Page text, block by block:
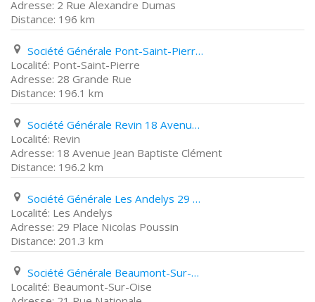
2 Rue Alexandre Dumas
196 km
Société Générale Pont-Saint-Pierre 28 Grande Rue
Pont-Saint-Pierre
28 Grande Rue
196.1 km
Société Générale Revin 18 Avenue Jean Baptiste Clément
Revin
18 Avenue Jean Baptiste Clément
196.2 km
Société Générale Les Andelys 29 Place Nicolas Poussin
Les Andelys
29 Place Nicolas Poussin
201.3 km
Société Générale Beaumont-Sur-Oise 21 Rue Nationale
Beaumont-Sur-Oise